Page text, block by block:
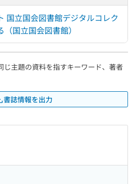
国立国会図書館デジタルコレク
国立国会図書館）
じ主題の資料を指すキーワード、著者
書誌情報を出力